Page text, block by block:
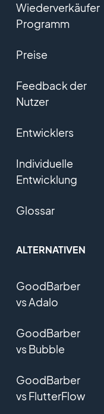
Wiederverkäufer
Programm
Preise
Feedback der
Nutzer
Entwicklers
Individuelle
Entwicklung
Glossar
ALTERNATIVEN
GoodBarber
vs Adalo
GoodBarber
vs Bubble
GoodBarber
vs FlutterFlow